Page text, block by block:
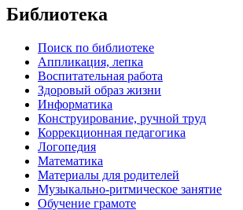
Библиотека
Поиск по библиотеке
Аппликация, лепка
Воспитательная работа
Здоровый образ жизни
Информатика
Конструирование, ручной труд
Коррекционная педагогика
Логопедия
Математика
Материалы для родителей
Музыкально-ритмическое занятие
Обучение грамоте